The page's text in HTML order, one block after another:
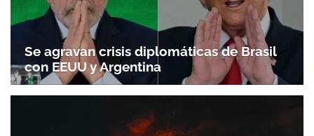
Se agravan crisis diplomáticas de Brasil
con EEUU y Argentina